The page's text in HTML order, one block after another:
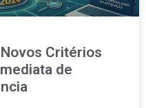
Critérios
de